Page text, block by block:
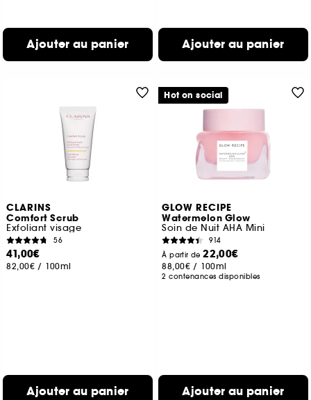
Ajouter au panier Ajouter au panier
CLARINS
Comfort Scrub
Exfoliant visage
56
41,00€
82,00€ / 100ml
Ajouter au panier
GLOW RECIPE
Watermelon Glow
Soin de Nuit AHA Mini
914
À partir de22,00€
88,00€ / 100ml
2 contenances disponibles
Ajouter au panier
Hot on social